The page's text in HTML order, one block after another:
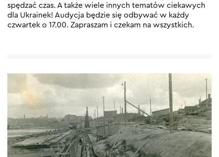
spędzać czas. A także wiele innych tematów ciekawych
dla Ukrainek! Audycja będzie się odbywać w każdy
czwartek o 17.00. Zapraszam i czekam na wszystkich.